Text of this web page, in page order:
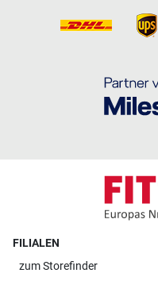
FILIALEN
zumStorefinder